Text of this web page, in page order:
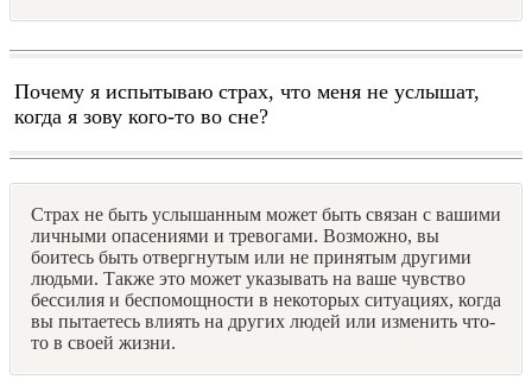
Почему я испытываю страх, что меня не услышат,
когда я зову кого-то во сне?
Страх не быть услышанным может быть связан с вашими
личными опасениями и тревогами. Возможно, вы
боитесь быть отвергнутым или не принятым другими
людьми. Также это может указывать на ваше чувство
бессилия и беспомощности в некоторых ситуациях, когда
вы пытаетесь влиять на других людей или изменить что-
то в своей жизни.